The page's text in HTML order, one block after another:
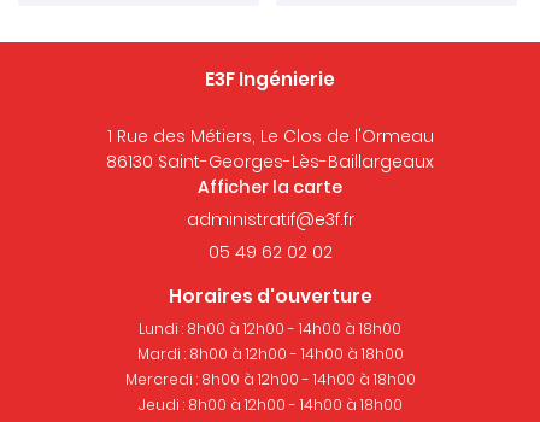
E3F Ingénierie
1 Rue des Métiers, Le Clos de l'Ormeau
86130 Saint-Georges-Lès-Baillargeaux
Afficher la carte
05 49 62 02 02
Horaires d'ouverture
Lundi : 8h00 à 12h00 - 14h00 à 18h00
Mardi : 8h00 à 12h00 - 14h00 à 18h00
Mercredi : 8h00 à 12h00 - 14h00 à 18h00
Jeudi : 8h00 à 12h00 - 14h00 à 18h00